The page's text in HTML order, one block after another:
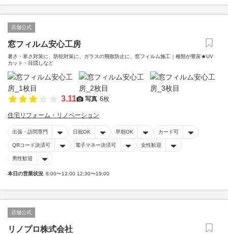
店舗公式
窓フィルム安心工房
暑さ・寒さ対策に、防犯対策に、ガラスの飛散防止に、窓フィルム施工｜種類が豊富★UV
カット・目隠しなど
3.11 写真 6枚
住宅リフォーム・リノベーション
出張・訪問専門 日祝OK 早朝OK カード可
QRコード決済可 電子マネー決済可 女性歓迎
男性歓迎
本日の営業状況 8:00〜12:00 12:30〜19:00
店舗公式
リノプロ株式会社